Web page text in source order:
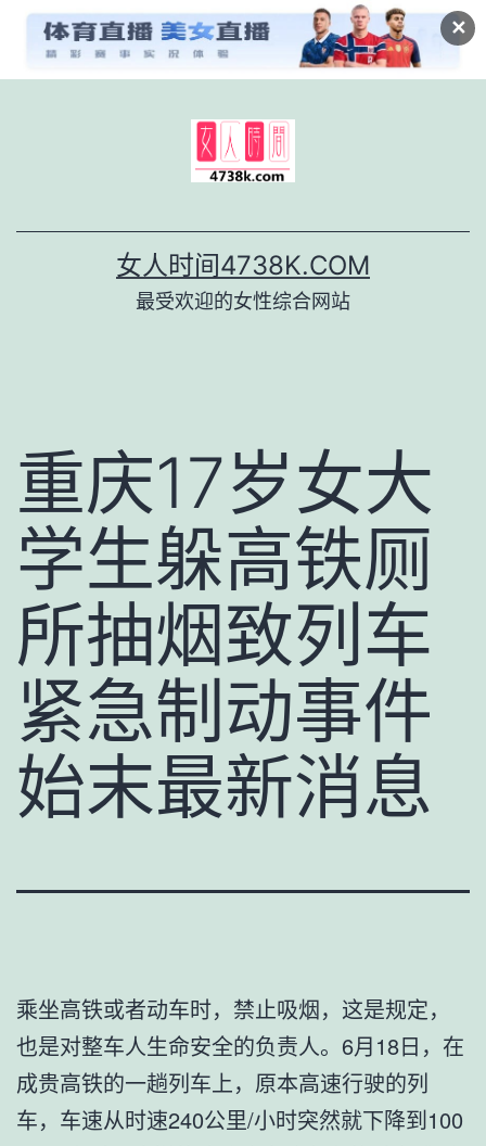
✕
女人时间4738K.COM
最受欢迎的女性综合网站
重庆17岁女大
学生躲高铁厕
所抽烟致列车
紧急制动事件
始末最新消息
乘坐高铁或者动车时，禁止吸烟，这是规定，
也是对整车人生命安全的负责人。6月18日，在
成贵高铁的一趟列车上，原本高速行驶的列
车，车速从时速240公里/小时突然就下降到100